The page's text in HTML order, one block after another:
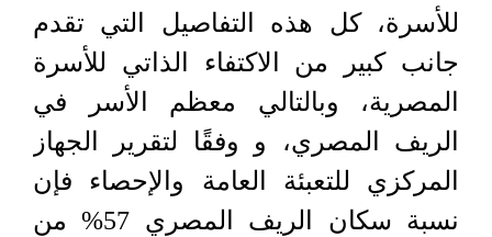
للأسرة، كل هذه التفاصيل التي تقدم
جانب كبير من الاكتفاء الذاتي للأسرة
المصرية، وبالتالي معظم الأسر في
الريف المصري، و وفقًا لتقرير الجهاز
المركزي للتعبئة العامة والإحصاء فإن
نسبة سكان الريف المصري 57% من